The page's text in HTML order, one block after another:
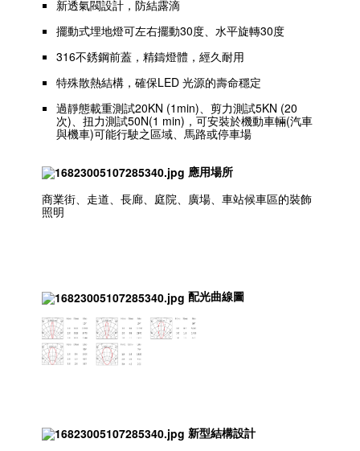
新透氣閥設計，防結露滴
擺動式埋地燈可左右擺動30度、水平旋轉30度
316不銹鋼前蓋，精鑄燈體，經久耐用
特殊散熱結構，確保LED 光源的壽命穩定
過靜態載重測試20KN (1min)、剪力測試5KN (20
次)、扭力測試50N(1 min)，可安裝於機動車輛(汽車
與機車)可能行駛之區域、馬路或停車場
應用場所
商業街、走道、長廊、庭院、廣場、車站候車區的裝飾
照明
配光曲線圖
新型結構設計